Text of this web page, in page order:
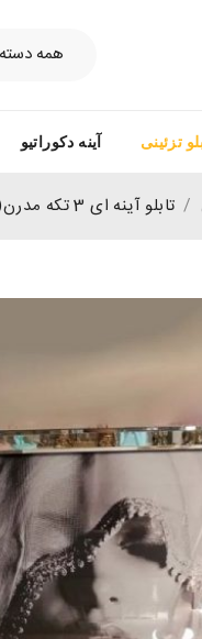
تزئینی آینه دکوراتیو
/ تابلو آینه ای 3 تکه مدرن(ارسال رایگان)